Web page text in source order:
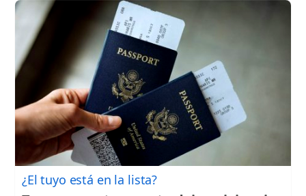
¿El tuyo está en la lista?